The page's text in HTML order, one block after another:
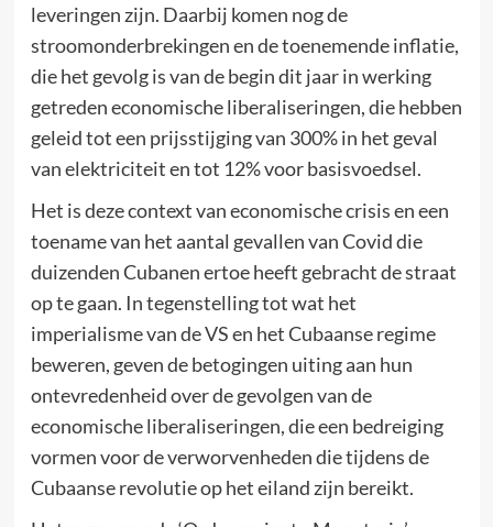
leveringen zijn. Daarbij komen nog de
stroomonderbrekingen en de toenemende inflatie,
die het gevolg is van de begin dit jaar in werking
getreden economische liberaliseringen, die hebben
geleid tot een prijsstijging van 300% in het geval
van elektriciteit en tot 12% voor basisvoedsel.
Het is deze context van economische crisis en een
toename van het aantal gevallen van Covid die
duizenden Cubanen ertoe heeft gebracht de straat
op te gaan. In tegenstelling tot wat het
imperialisme van de VS en het Cubaanse regime
beweren, geven de betogingen uiting aan hun
ontevredenheid over de gevolgen van de
economische liberaliseringen, die een bedreiging
vormen voor de verworvenheden die tijdens de
Cubaanse revolutie op het eiland zijn bereikt.